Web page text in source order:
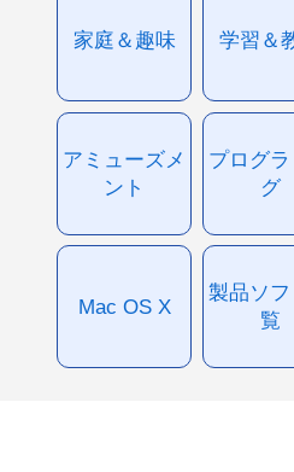
家庭＆趣味 学習＆
アミューズメ
ント
プログ
グ
Mac OS X
製品ソ
覧